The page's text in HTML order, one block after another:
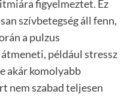
figyelmeztet. Ez
szívbetegség áll fenn,
a pulzus
például stressz
akár komolyabb
nem szabad teljesen